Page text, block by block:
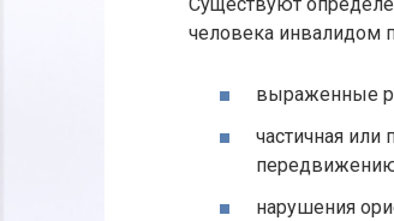
человека инвалидом
выраженные
частичная или
нарушения